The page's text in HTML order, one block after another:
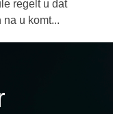
regelt u dat
u komt...